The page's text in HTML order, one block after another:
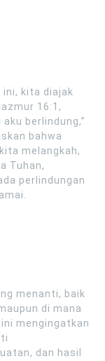
kita diajak
16:1,
berlindung,”
bahwa
melangkah,
Tuhan,
perlindungan
menanti, baik
di mana
mengingatkan
dan hasil